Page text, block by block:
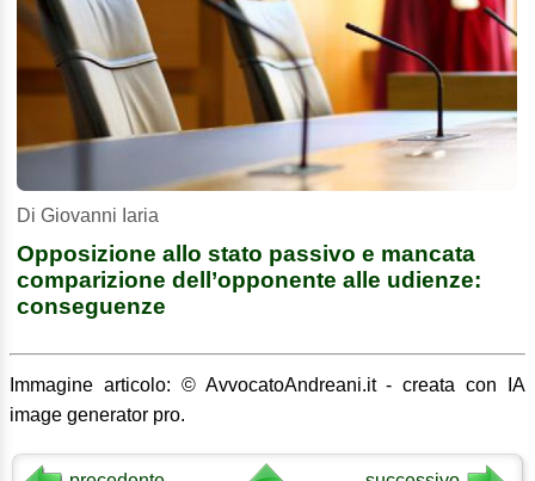
Di Giovanni Iaria
Opposizione allo stato passivo e mancata
comparizione dell’opponente alle udienze:
conseguenze
Immagine articolo: © AvvocatoAndreani.it - creata con IA
image generator pro.